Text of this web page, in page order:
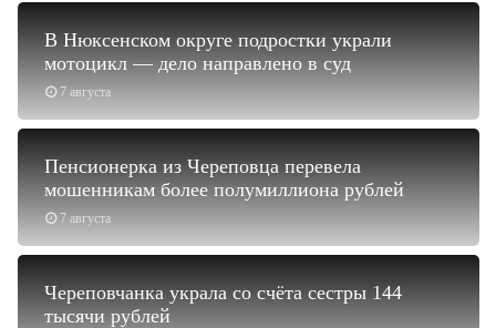
7 августа
В Нюксенском округе подростки украли
мотоцикл — дело направлено в суд
7 августа
Пенсионерка из Череповца перевела
мошенникам более полумиллиона рублей
Череповчанка украла со счёта сестры 144
тысячи рублей